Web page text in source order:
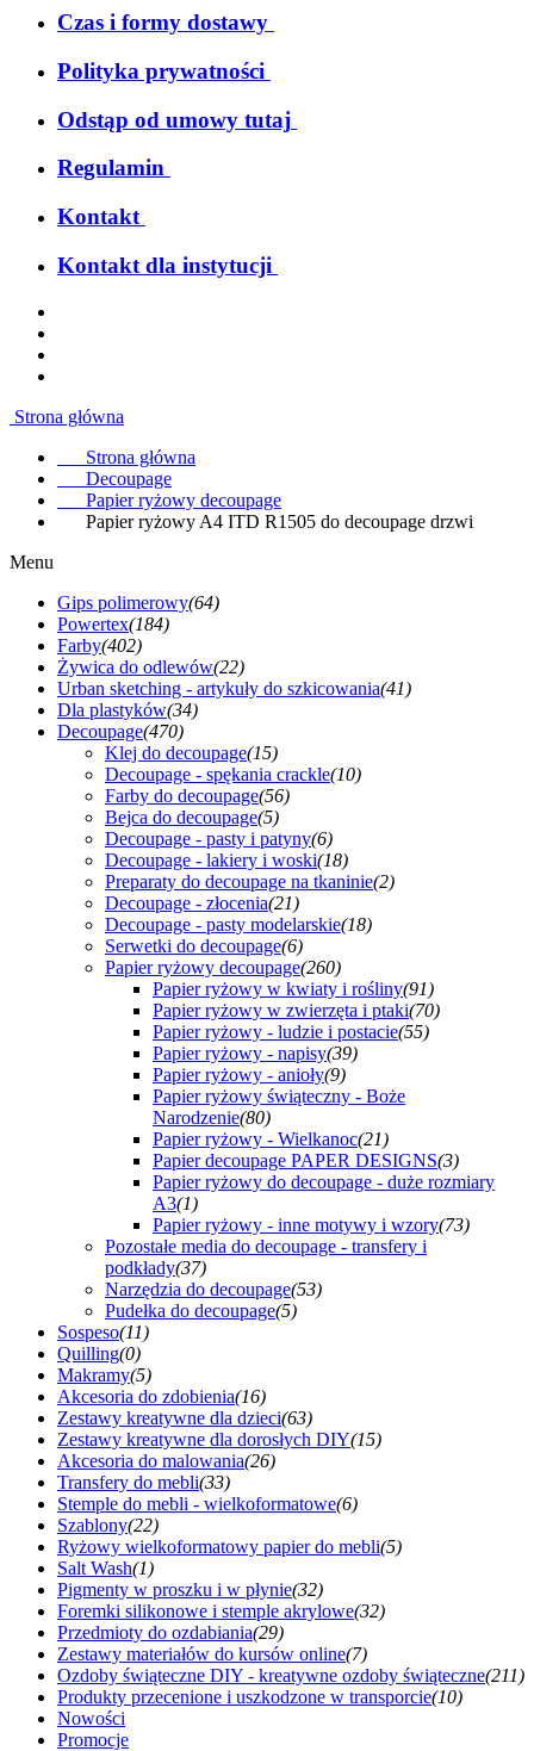
Czas i formy dostawy
Polityka prywatności
Odstąp od umowy tutaj
Regulamin
Kontakt
Kontakt dla instytucji
Strona główna
Strona główna
Decoupage
Papier ryżowy decoupage
Papier ryżowy A4 ITD R1505 do decoupage drzwi
Menu
Gips polimerowy(64)
Powertex(184)
Farby(402)
Żywica do odlewów(22)
Urban sketching - artykuły do szkicowania(41)
Dla plastyków(34)
Decoupage(470)
Klej do decoupage(15)
Decoupage - spękania crackle(10)
Farby do decoupage(56)
Bejca do decoupage(5)
Decoupage - pasty i patyny(6)
Decoupage - lakiery i woski(18)
Preparaty do decoupage na tkaninie(2)
Decoupage - złocenia(21)
Decoupage - pasty modelarskie(18)
Serwetki do decoupage(6)
Papier ryżowy decoupage(260)
Papier ryżowy w kwiaty i rośliny(91)
Papier ryżowy w zwierzęta i ptaki(70)
Papier ryżowy - ludzie i postacie(55)
Papier ryżowy - napisy(39)
Papier ryżowy - anioły(9)
Papier ryżowy świąteczny - Boże
Narodzenie(80)
Papier ryżowy - Wielkanoc(21)
Papier decoupage PAPER DESIGNS(3)
Papier ryżowy do decoupage - duże rozmiary
A3(1)
Papier ryżowy - inne motywy i wzory(73)
Pozostałe media do decoupage - transfery i
podkłady(37)
Narzędzia do decoupage(53)
Pudełka do decoupage(5)
Sospeso(11)
Quilling(0)
Makramy(5)
Akcesoria do zdobienia(16)
Zestawy kreatywne dla dzieci(63)
Zestawy kreatywne dla dorosłych DIY(15)
Akcesoria do malowania(26)
Transfery do mebli(33)
Stemple do mebli - wielkoformatowe(6)
Szablony(22)
Ryżowy wielkoformatowy papier do mebli(5)
Salt Wash(1)
Pigmenty w proszku i w płynie(32)
Foremki silikonowe i stemple akrylowe(32)
Przedmioty do ozdabiania(29)
Zestawy materiałów do kursów online(7)
Ozdoby świąteczne DIY - kreatywne ozdoby świąteczne(211)
Produkty przecenione i uszkodzone w transporcie(10)
Nowości
Promocje